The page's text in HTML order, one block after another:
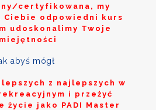
certyfikowana, my
Ciebie odpowiedni kurs
udoskonalimy Twoje
abyś mógł
z najlepszych w
i przeżyć
życie jako PADI Master